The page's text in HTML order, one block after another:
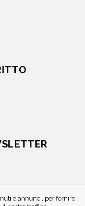
e annunci, per fornire